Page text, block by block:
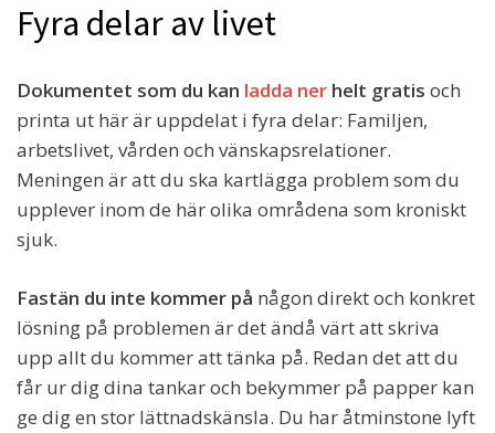
Fyra delar av livet
Dokumentet som du kan ladda ner helt gratis och
printa ut här är uppdelat i fyra delar: Familjen,
arbetslivet, vården och vänskapsrelationer.
Meningen är att du ska kartlägga problem som du
upplever inom de här olika områdena som kroniskt
sjuk.
Fastän du inte kommer på någon direkt och konkret
lösning på problemen är det ändå värt att skriva
upp allt du kommer att tänka på. Redan det att du
får ur dig dina tankar och bekymmer på papper kan
ge dig en stor lättnadskänsla. Du har åtminstone lyft